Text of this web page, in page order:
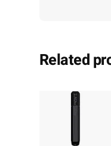
Related